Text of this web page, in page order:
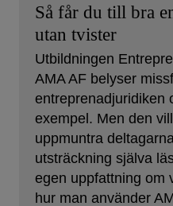
Så får du till bra
utan tvister
Utbildningen
AMA AF belyser
entreprenadjuridiken
exempel. Men den
uppmuntra
utsträckning själva
egen uppfattning om
hur man använder